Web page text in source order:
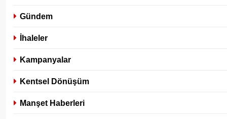
Gündem
İhaleler
Kampanyalar
Kentsel Dönüşüm
Manşet Haberleri